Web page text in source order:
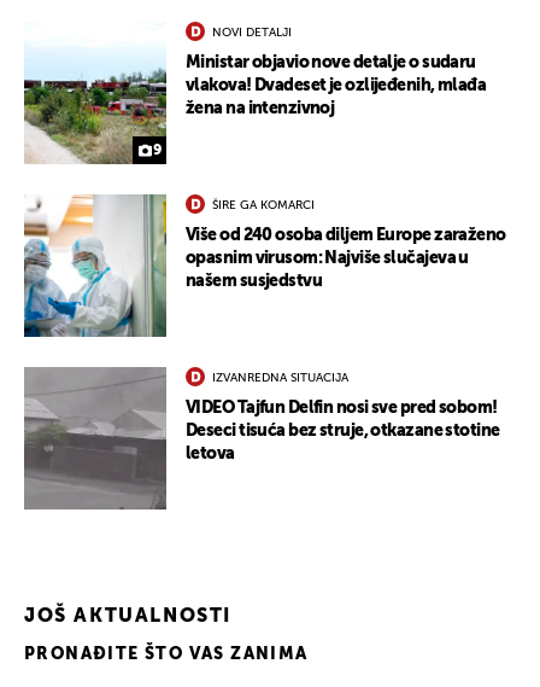
9
NOVI DETALJI
Ministar objavio nove detalje o sudaru
vlakova! Dvadeset je ozlijeđenih, mlađa
žena na intenzivnoj
ŠIRE GA KOMARCI
Više od 240 osoba diljem Europe zaraženo
opasnim virusom: Najviše slučajeva u
našem susjedstvu
IZVANREDNA SITUACIJA
VIDEO Tajfun Delfin nosi sve pred sobom!
Deseci tisuća bez struje, otkazane stotine
letova
JOŠ AKTUALNOSTI
PRONAĐITE ŠTO VAS ZANIMA